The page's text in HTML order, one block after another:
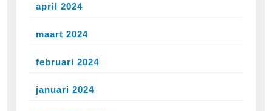
april 2024
maart 2024
februari 2024
januari 2024